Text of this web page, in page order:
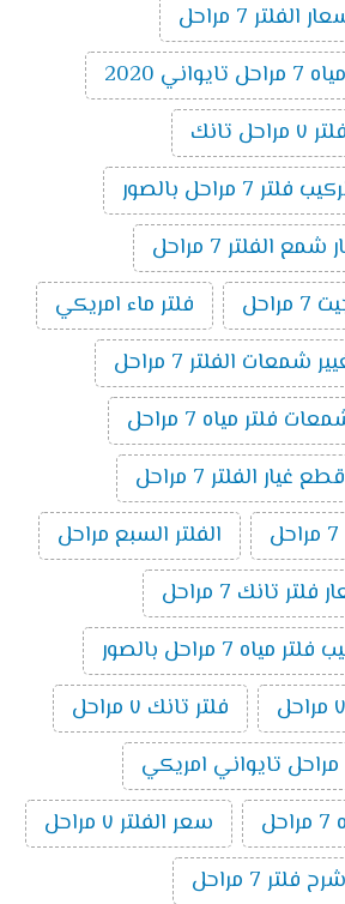
الفلتر 7 مراحل
2020
فلتر ٧ مراحل تانك
7 مراحل بالصور
الفلتر 7 مراحل
فلتر ماء امريكي
شمعات الفلتر 7 مراحل
فلتر مياه 7 مراحل
غيار الفلتر 7 مراحل
الفلتر السبع مراحل
تانك 7 مراحل
7 مراحل بالصور
فلتر تانك ٧ مراحل
سعر الفلتر ٧ مراحل
شرح فلتر 7 مراحل